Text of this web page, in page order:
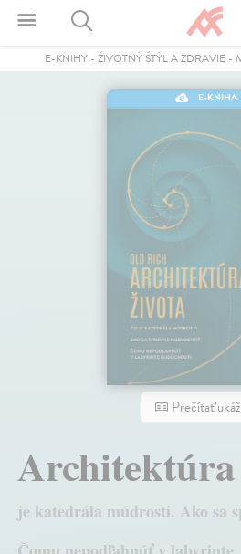
E-KNIHY- ŽIVOTNÝ ŠTÝL A ZDRAVIE-
E-KNIHA
Prečítať
je katedrála múdrosti. Ako sa